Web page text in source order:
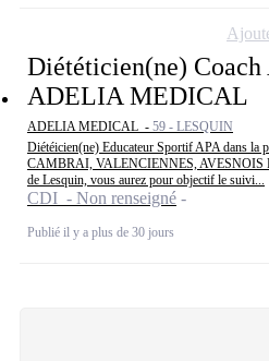
Diététicien(ne)
ADELIA MEDICAL
ADELIA MEDICAL - 59 - LESQUIN
Diétéicien(ne) Educateur Sportif APA dans la
CAMBRAI, VALENCIENNES, AVESNOIS
de Lesquin, vous aurez pour objectif le suivi...
CDI - Non renseigné
Publié il y a plus de 30 jours